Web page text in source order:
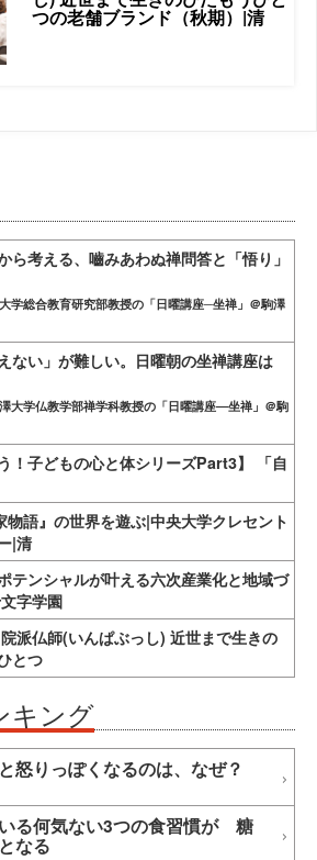
つの老舗ブランド（秋期）|清
ら考える、嚙みあわぬ禅問答と「悟り」
学総合教育研究部教授の「日曜講座─坐禅」＠駒澤
ない」が難しい。日曜朝の坐禅講座は
大学仏教学部禅学科教授の「日曜講座―坐禅」＠駒
！子どもの心と体シリーズPart3】 「自
物語』の世界を遊ぶ|中央大学クレセント
|清
テンシャルが叶える六次産業化と地域づ
字学園
派仏師(いんぱぶっし) 近世まで生きの
とつ
キング
怒りっぽくなるのは、なぜ？
る何気ない3つの食習慣が 糖
なる